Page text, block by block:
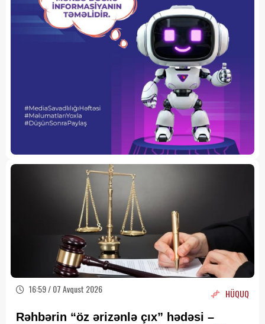
16:59 / 07 Avqust 2026 HÜQUQ
Rəhbərin “öz ərizənlə çıx” hədəsi –